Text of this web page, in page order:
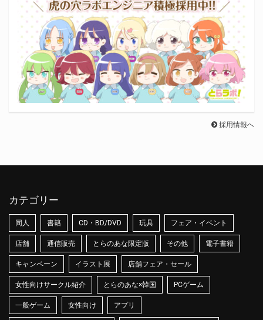
採用情報へ
カテゴリー
同人 書籍 CD・BD/DVD 玩具 フェア・イベント
店舗 通信販売 とらのあな限定版 その他 電子書籍
キャンペーン イラスト展 店舗フェア・セール
女性向けサークル紹介 とらのあな×韓国 PCゲーム
一般ゲーム 女性向け アプリ